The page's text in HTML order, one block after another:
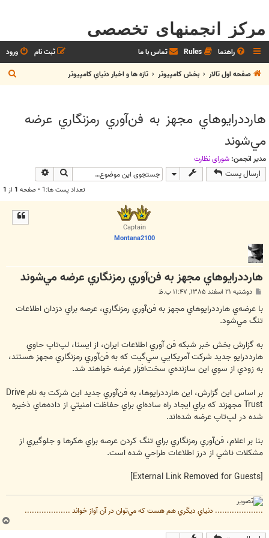
مرکز انجمنهای تخصصی
راهنما Rules تماس با ما ورود
ثبت نام
صفحه اول تالار
بخش كامپيوتر تازه ها و اخبار دنياي کامپيوتر
س
هارددرايوهاي مجهز به فن‌آوري رمزنگاري عرضه
مي‌شوند
مدیر انجمن: شوراي نظارت
ارسال پست جستجو
تعداد پست ها:1 • صفحه 1 از 1
Captain
Montana2100
هارددرايوهاي مجهز به فن‌آوري رمزنگاري عرضه مي‌شوند
ت
دوشنبه ۲۱ اسفند ۱۳۸۵, ۱۱:۴۷ ب.ظ
با عرضه‌ي‌ هارددرايوهاي مجهز به فن‌آوري رمزنگاري، عرصه براي دزدان اطلاعات
تنگ مي‌شود.
به گزارش بخش خبر شبكه فن آوري اطلاعات ايران، از ایسنا، لپ‌تاپ حاوي
‌هارددرايو جديد شركت آمريكايي سي‌گيت كه به فن‌آوري رمزنگاري مجهز هستند،‌
به زودي از سوي اين سازنده‌ي سخت‌افزار عرضه خواهند شد.
بر اساس اين گزارش،‌ اين هارددرايوها،‌ به فن‌آوري جديد اين شركت به نام Drive
Trust مجهزند كه براي ايجاد راه ساده‌اي براي حفاظت امنيتي از داده‌هاي ذخيره
شده در لپ‌تاپ عرضه شده‌اند.
بنا بر اعلام، فن‌آوري رمزنگاري براي تنگ كردن عرصه براي هكرها و جلوگيري از
مشكلات ناشي از درز اطلاعات طراحي شده است.
[External Link Removed for Guests]
.................... دنياي ديگري هم هست كه مي‌توان در آن آواز خواند ...................